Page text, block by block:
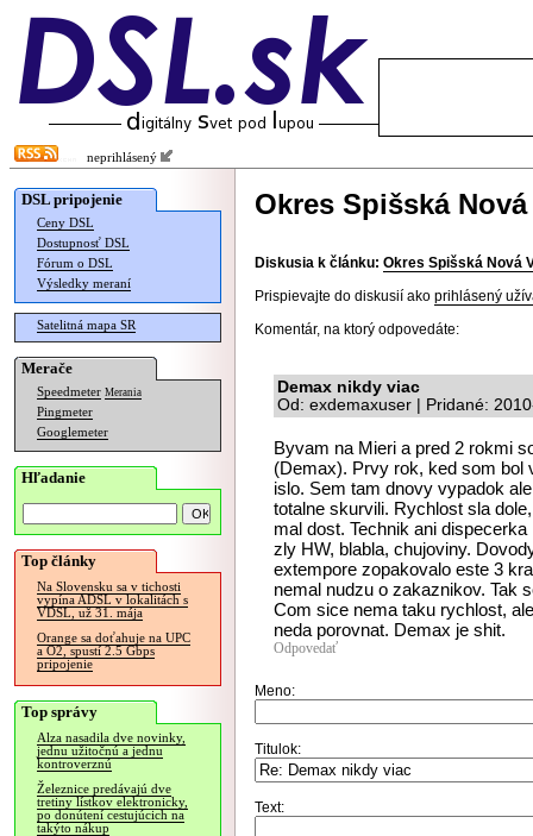
neprihlásený
DSL pripojenie
Ceny DSL
Dostupnosť DSL
Fórum o DSL
Výsledky meraní
Satelitná mapa SR
Merače
Speedmeter Merania
Pingmeter
Googlemeter
Hľadanie
Top články
Na Slovensku sa v tichosti
vypína ADSL v lokalitách s
VDSL, už 31. mája
Orange sa doťahuje na UPC
a O2, spustí 2.5 Gbps
pripojenie
Top správy
Alza nasadila dve novinky,
jednu užitočnú a jednu
kontroverznú
Železnice predávajú dve
tretiny lístkov elektronicky,
po donútení cestujúcich na
takýto nákup
Okres Spišská Nová
Diskusia k článku: Okres Spišská Nová
Prispievajte do diskusií ako prihlásený
Komentár, na ktorý odpovedáte:
Demax nikdy viac
Od: exdemaxuser | Pridané:
Byvam na Mieri a pred 2 rokmi
(Demax). Prvy rok, ked som bol
islo. Sem tam dnovy vypadok
totalne skurvili. Rychlost sla
mal dost. Technik ani
zly HW, blabla, chujoviny.
extempore zopakovalo este 3
nemal nudzu o zakaznikov. Tak
Com sice nema taku rychlost,
neda porovnat. Demax je shit.
Odpovedať
Meno:
Titulok:
Text: